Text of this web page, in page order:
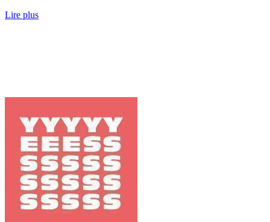
Lire plus